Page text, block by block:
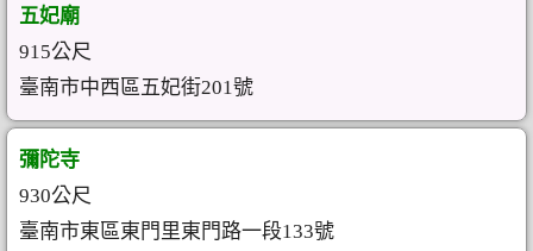
五妃廟
915公尺
臺南市中西區五妃街201號
彌陀寺
930公尺
臺南市東區東門里東門路一段133號